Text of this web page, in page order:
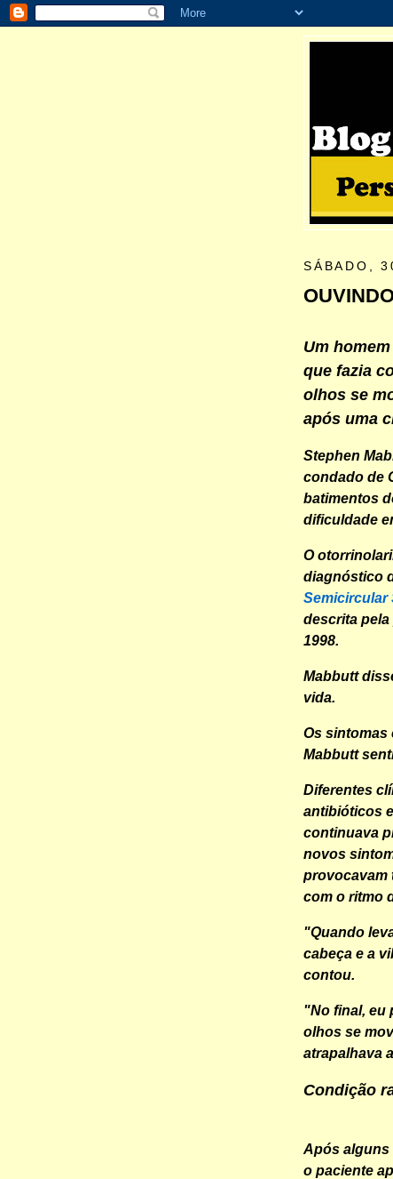
SÁBADO,
Um
que fazia
olhos se
após uma
Stephen
condado de
batimentos
dificuldade
O
diagnóstico
Semicircular
descrita pela
1998.
Mabbutt
vida.
Os sintomas
Mabbutt
Diferentes
antibióticos
continuava
novos
provocavam
com o ritmo
"Quando
cabeça e a
contou.
"No final, eu
olhos se
atrapalhava
Condição
Após alguns
o paciente